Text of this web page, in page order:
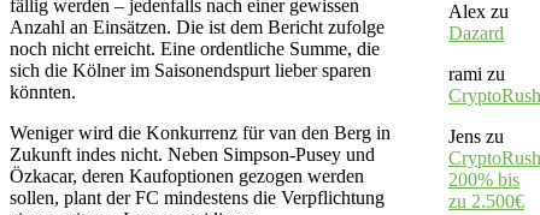
fällig werden – jedenfalls nach einer gewissen
Anzahl an Einsätzen. Die ist dem Bericht zufolge
noch nicht erreicht. Eine ordentliche Summe, die
sich die Kölner im Saisonendspurt lieber sparen
könnten.
Weniger wird die Konkurrenz für van den Berg in
Zukunft indes nicht. Neben Simpson-Pusey und
Özkacar, deren Kaufoptionen gezogen werden
sollen, plant der FC mindestens die Verpflichtung
Alex zu
Dazard
rami zu
CryptoRush
Jens zu
200% bis
zu 2.500€